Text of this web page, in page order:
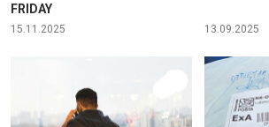
FRIDAY
15.11.2025 13.09.2025